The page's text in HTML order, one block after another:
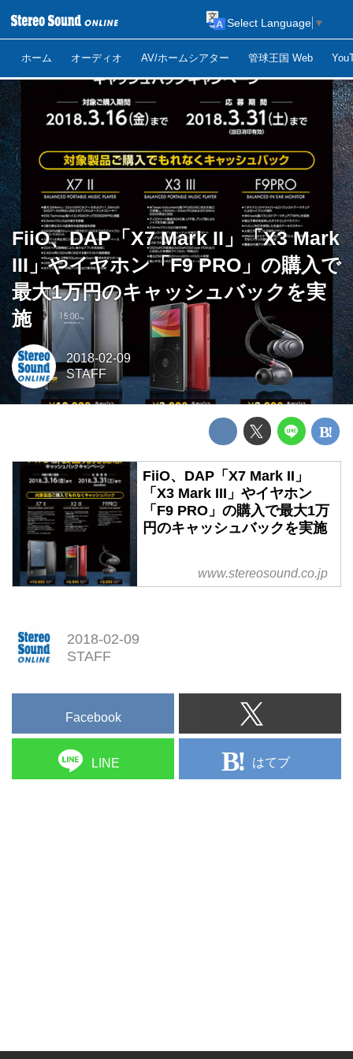
ホーム オーディオ AV/ホームシアター 管球王国 Web
Select Language ▼
FiiO、DAP「X7 Mark II」「X3 Mark
III」やイヤホン「F9 PRO」の購入で
最大1万円のキャッシュバックを実
施
2018-02-09
STAFF
FiiO、DAP「X7 Mark II」
「X3 Mark III」やイヤホン
「F9 PRO」の購入で最大1万
円のキャッシュバックを実施
www.stereosound.co.jp
2018-02-09
STAFF
Facebook
LINE はてブ